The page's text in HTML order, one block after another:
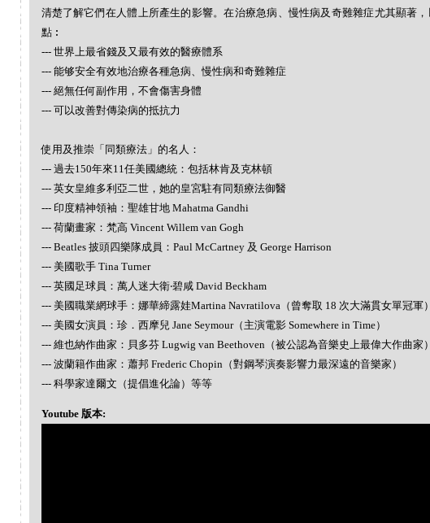
清楚了解它們在人體上所產生的影響。在治療急病、慢性病及奇難雜症尤其顯著
點︰
--- 世界上最省錢及又最有效的醫療體系
--- 能够安全有效地治療各種急病、慢性病和奇難雜症
--- 絕無任何副作用，不會傷害身體
--- 可以改善對傳染病的抵抗力
使用及推崇「同類療法」的名人：
--- 過去150年來11任美國總統：包括林肯及克林頓
--- 英女皇維多利亞二世，她的皇宮駐有同類療法御醫
--- 印度精神領袖：聖雄甘地 Mahatma Gandhi
--- 荷蘭畫家：梵高 Vincent Willem van Gogh
--- Beatles 披頭四樂隊成員：Paul McCartney 及 George Harrison
--- 美國歌手 Tina Turner
--- 英國足球員：萬人迷大衛‧碧咸 David Beckham
--- 美國職業網球手：娜華締露娃Martina Navratilova（曾奪取 18 次大滿貫女單冠軍
--- 美國女演員：珍．西摩兒 Jane Seymour（主演電影 Somewhere in Time）
--- 維也納作曲家：貝多芬 Lugwig van Beethoven（被公認為音樂史上最偉大作曲家
--- 波蘭籍作曲家：蕭邦 Frederic Chopin（對鋼琴演奏影響力最深遠的音樂家）
--- 科學家達爾文（提倡進化論）等等
Youtube 版本: